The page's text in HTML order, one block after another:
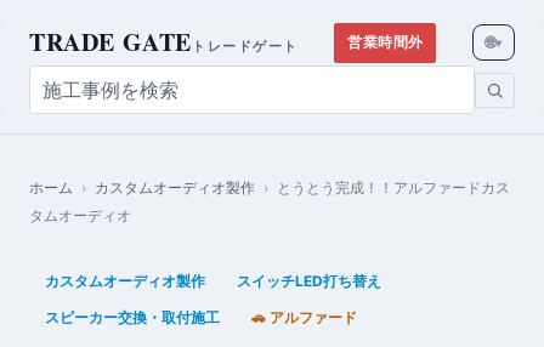
TRADE GATE トレードゲート 営業時間外 🌐▾
ホーム › カスタムオーディオ製作 › とうとう完成！！アルファードカス
タムオーディオ
カスタムオーディオ製作 スイッチLED打ち替え
スピーカー交換・取付施工 🚗 アルファード